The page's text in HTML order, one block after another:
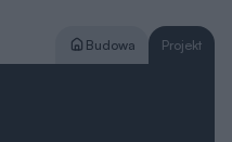
Budowa Projekt